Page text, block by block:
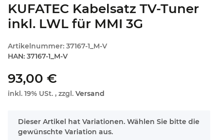
KUFATEC Kabelsatz TV-Tuner
inkl. LWL für MMI 3G
Artikelnummer: 37167-1_M-V
HAN: 37167-1_M-V
93,00 €
inkl. 19% USt. , zzgl. Versand
x
Dieser Artikel hat Variationen. Wählen Sie bitte die
gewünschte Variation aus.